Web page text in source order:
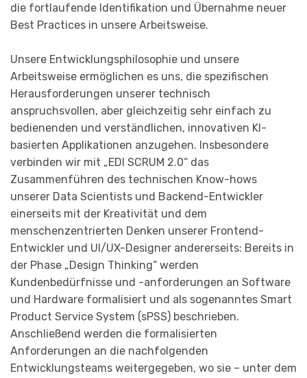
die fortlaufende Identifikation und Übernahme neuer
Best Practices in unsere Arbeitsweise.
Unsere Entwicklungsphilosophie und unsere
Arbeitsweise ermöglichen es uns, die spezifischen
Herausforderungen unserer technisch
anspruchsvollen, aber gleichzeitig sehr einfach zu
bedienenden und verständlichen, innovativen KI-
basierten Applikationen anzugehen. Insbesondere
verbinden wir mit „EDI SCRUM 2.0“ das
Zusammenführen des technischen Know-hows
unserer Data Scientists und Backend-Entwickler
einerseits mit der Kreativität und dem
menschenzentrierten Denken unserer Frontend-
Entwickler und UI/UX-Designer andererseits: Bereits in
der Phase „Design Thinking“ werden
Kundenbedürfnisse und -anforderungen an Software
und Hardware formalisiert und als sogenanntes Smart
Product Service System (sPSS) beschrieben.
Anschließend werden die formalisierten
Anforderungen an die nachfolgenden
Entwicklungsteams weitergegeben, wo sie – unter dem